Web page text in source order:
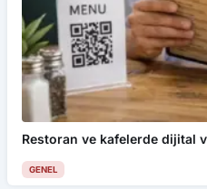
Restoran ve kafelerde dijital
GENEL